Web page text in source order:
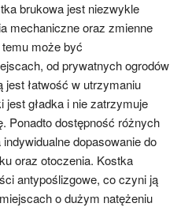
brukowa jest niezwykle
mechaniczne oraz zmienne
może być
od prywatnych ogrodów
jest łatwość w utrzymaniu
gładka i nie zatrzymuje
Ponadto dostępność różnych
dopasowanie do
oraz otoczenia. Kostka
antypoślizgowe, co czyni ją
o dużym natężeniu